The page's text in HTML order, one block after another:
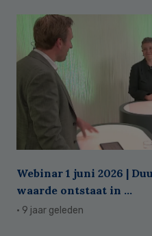
Webinar 1 juni 2026 |
waarde ontstaat in ...
· 9 jaar geleden